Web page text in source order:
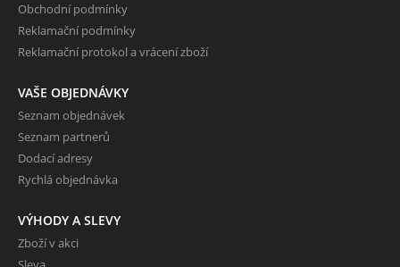
Obchodní podmínky
Reklamační podmínky
Reklamační protokol a vrácení zboží
VAŠE OBJEDNÁVKY
Seznam objednávek
Seznam partnerů
Dodací adresy
Rychlá objednávka
VÝHODY A SLEVY
Zboží v akci